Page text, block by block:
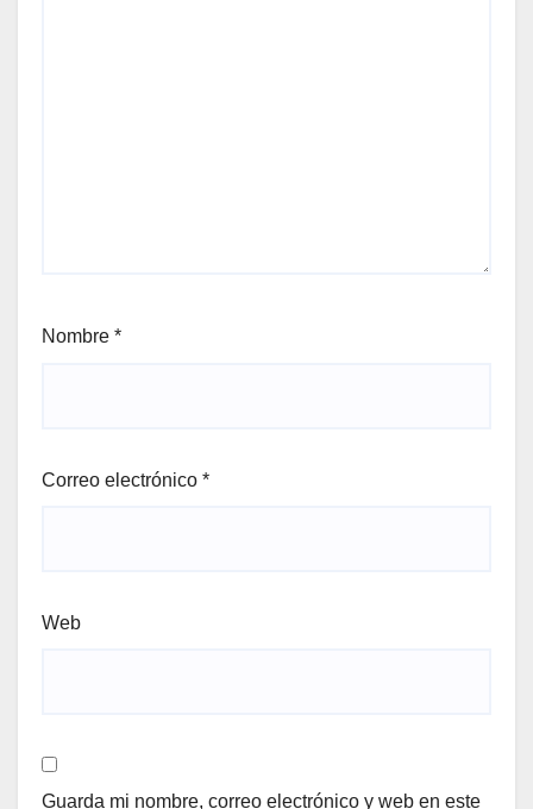
Nombre *
Correo electrónico *
Web
Guarda mi nombre, correo electrónico y web en este